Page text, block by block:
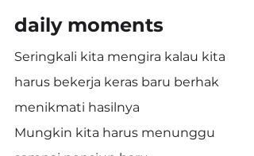
daily moments
Seringkali kita mengira kalau kita
harus bekerja keras baru berhak
menikmati hasilnya
Mungkin kita harus menunggu